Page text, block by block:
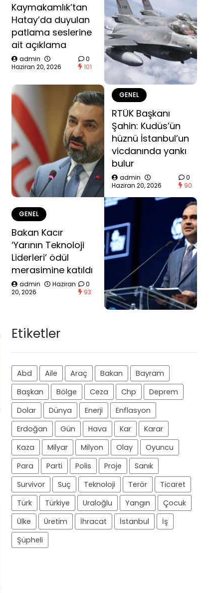
Kaymakamlık’tan
Hatay’da duyulan
patlama seslerine
ait açıklama
admin
Haziran 20, 2026
0
101
GENEL
RTÜK Başkanı
Şahin: Kudüs’ün
hüznü İstanbul’un
vicdanında yankı
bulur
admin
Haziran 20, 2026
0
90
GENEL
Bakan Kacır
‘Yarının Teknoloji
Liderleri’ ödül
merasimine katıldı
admin
Haziran
20, 2026
0
93
Etiketler
Abd Aile Araç Bakan
Bayram
Başkan
Bölge Ceza Chp
Deprem
Dolar
Dünya Enerji
Enflasyon
Erdoğan
Gün Hava Kar
Karar
Kaza
Milyar Milyon Olay
Oyuncu
Para
Parti Polis Proje
Sanık
Survivor
Suç Teknoloji Terör
Ticaret
Türk
Türkiye Uraloğlu Yangın
Çocuk
Ülke
Üretim İhracat İstanbul
İş
Şüpheli